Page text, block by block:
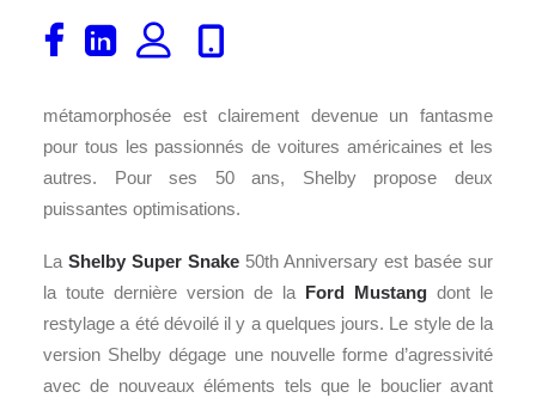
Entre la FordMustang
histoire d’amour depuis 50 ans ! En 1967, la première
métamorphosée est clairement devenue un fantasme
pour tous les passionnés de voitures américaines et les
autres. Pour ses 50 ans, Shelby propose deux
puissantes optimisations.
La Shelby Super Snake 50th Anniversary est basée sur
la toute dernière version de la Ford Mustang dont le
restylage a été dévoilé il y a quelques jours. Le style de la
version Shelby dégage une nouvelle forme d’agressivité
avec de nouveaux éléments tels que le bouclier avant